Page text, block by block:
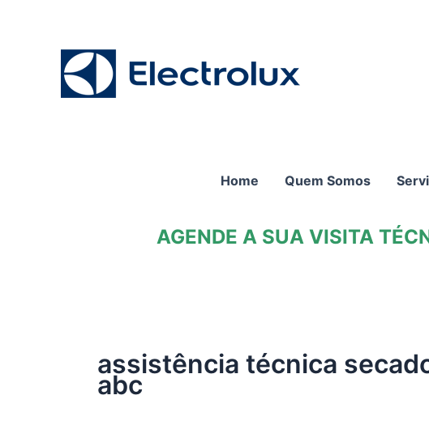
Home Quem Somos
AGENDE A SUA VISITA
assistência técnica
abc